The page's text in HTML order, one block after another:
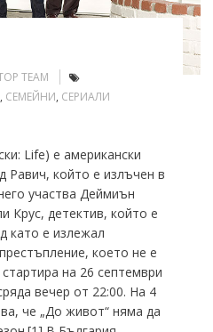
TEAM
, СЕМЕЙНИ, СЕРИАЛИ
Life) е американски
Равич, който е излъчен в
участва Деймиън
Крус, детектив, който е
като е излежал
което не е
на 26 септември
вечер от 22:00. На 4
че „До живот“ няма да